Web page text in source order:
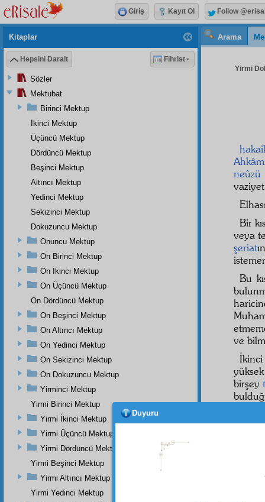
Arama
Yirmi
Ahkâm
neûzü
Bir
veya
şeriat
Bu
ve
İkinci
birşey
Kitaplar
Hepsini Daralt Fihrist
Sözler
Mektubat
Birinci Mektup
İkinci Mektup
Üçüncü Mektup
Dördüncü Mektup
Beşinci Mektup
Altıncı Mektup
Yedinci Mektup
Sekizinci Mektup
Dokuzuncu Mektup
Onuncu Mektup
On Birinci Mektup
On İkinci Mektup
On Üçüncü Mektup
On Dördüncü Mektup
On Beşinci Mektup
On Altıncı Mektup
On Yedinci Mektup
On Sekizinci Mektup
On Dokuzuncu Mektup
Yirminci Mektup
Yirmi Birinci Mektup
Yirmi İkinci Mektup
Yirmi Üçüncü Mektup
Yirmi Dördüncü Mektup
Yirmi Beşinci Mektup
Yirmi Altıncı Mektup
Yirmi Yedinci Mektup
Giriş Kayıt Ol Follow
Duyuru